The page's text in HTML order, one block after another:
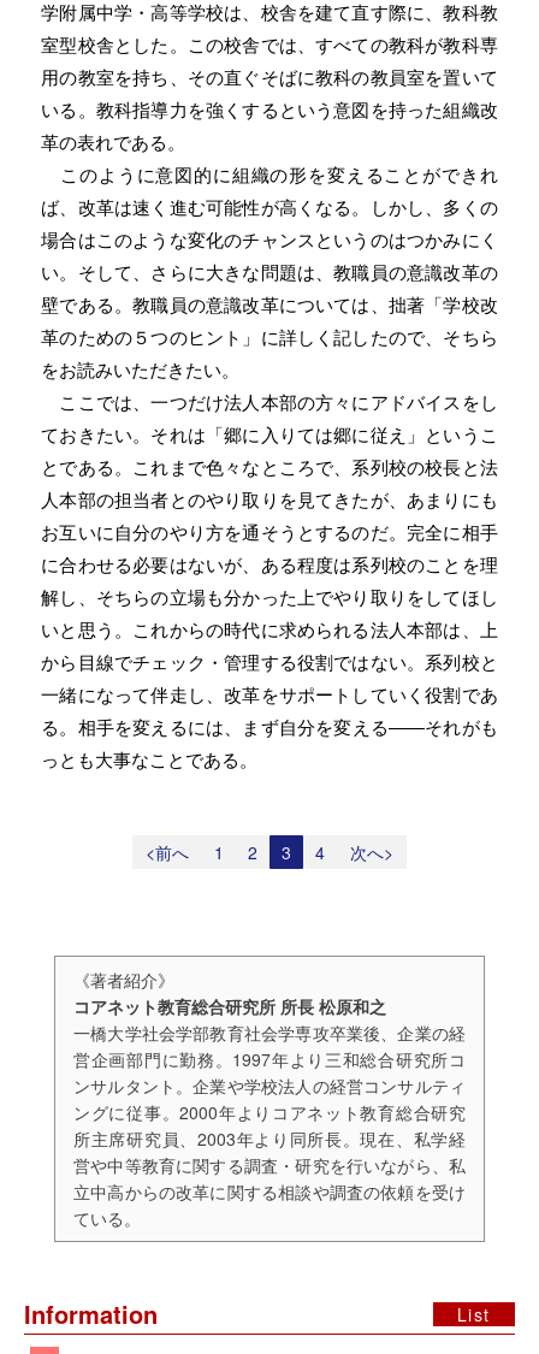
学附属中学・高等学校は、校舎を建て直す際に、教科教
室型校舎とした。この校舎では、すべての教科が教科専
用の教室を持ち、その直ぐそばに教科の教員室を置いて
いる。教科指導力を強くするという意図を持った組織改
革の表れである。
このように意図的に組織の形を変えることができれ
ば、改革は速く進む可能性が高くなる。しかし、多くの
場合はこのような変化のチャンスというのはつかみにく
い。そして、さらに大きな問題は、教職員の意識改革の
壁である。教職員の意識改革については、拙著「学校改
革のための５つのヒント」に詳しく記したので、そちら
をお読みいただきたい。
ここでは、一つだけ法人本部の方々にアドバイスをし
ておきたい。それは「郷に入りては郷に従え」というこ
とである。これまで色々なところで、系列校の校長と法
人本部の担当者とのやり取りを見てきたが、あまりにも
お互いに自分のやり方を通そうとするのだ。完全に相手
に合わせる必要はないが、ある程度は系列校のことを理
解し、そちらの立場も分かった上でやり取りをしてほし
いと思う。これからの時代に求められる法人本部は、上
から目線でチェック・管理する役割ではない。系列校と
一緒になって伴走し、改革をサポートしていく役割であ
る。相手を変えるには、まず自分を変える――それがも
っとも大事なことである。
<前へ 1 2 3 4 次へ>
《著者紹介》
コアネット教育総合研究所 所長 松原和之
一橋大学社会学部教育社会学専攻卒業後、企業の経
営企画部門に勤務。1997年より三和総合研究所コ
ンサルタント。企業や学校法人の経営コンサルティ
ングに従事。2000年よりコアネット教育総合研究
所主席研究員、2003年より同所長。現在、私学経
営や中等教育に関する調査・研究を行いながら、私
立中高からの改革に関する相談や調査の依頼を受け
ている。
Information List